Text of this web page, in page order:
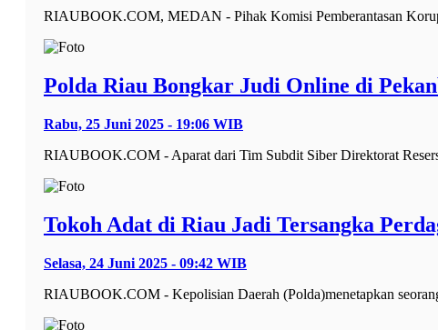
RIAUBOOK.COM, MEDAN - Pihak Komisi Pemberantasan
Polda Riau Bongkar Judi Online di
Rabu, 25 Juni 2025 - 19:06 WIB
RIAUBOOK.COM - Aparat dari Tim Subdit Siber Direktorat
Tokoh Adat di Riau Jadi Tersangka
Selasa, 24 Juni 2025 - 09:42 WIB
RIAUBOOK.COM - Kepolisian Daerah (Polda)menetapkan